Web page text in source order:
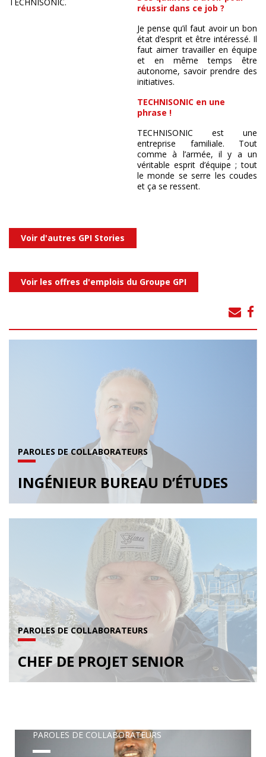
TECHNISONIC.
réussir dans ce job ?
Je pense qu’il faut avoir un bon
état d’esprit et être intéressé. Il
faut aimer travailler en équipe
et en même temps être
autonome, savoir prendre des
initiatives.
TECHNISONIC en une
phrase !
TECHNISONIC est une
entreprise familiale. Tout
comme à l’armée, il y a un
véritable esprit d’équipe ; tout
le monde se serre les coudes
et ça se ressent.
Voir d'autres GPI Stories
Voir les offres d'emplois du Groupe GPI
PAROLES DE COLLABORATEURS
INGÉNIEUR BUREAU D’ÉTUDES
PAROLES DE COLLABORATEURS
CHEF DE PROJET SENIOR
PAROLES DE COLLABORATEURS